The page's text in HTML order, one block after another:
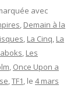
avec
, Demain à la
, La Cinq, La
, Les
, Once Upon a
,TF1, le 4 mars